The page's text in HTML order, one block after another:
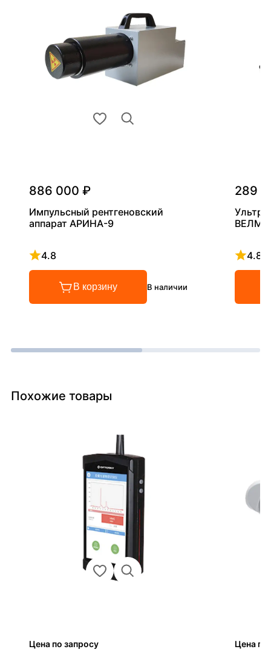
886 000 ₽
Импульсный рентгеновский
аппарат АРИНА-9
4.8
Рейтинг 4.8 из 5
В корзину В наличии
289
4.8
Похожие товары
Цена по запросу Цена по